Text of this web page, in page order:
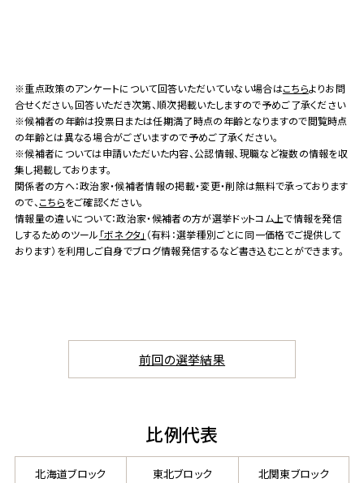
※重点政策のアンケートについて回答いただいていない場合はこちらよりお問
合せください。回答いただき次第、順次掲載いたしますので予めご了承ください
※候補者の年齢は投票日または任期満了時点の年齢となりますので閲覧時点
の年齢とは異なる場合がございますので予めご了承ください。
※候補者については申請いただいた内容、公認情報、現職など複数の情報を収
集し掲載しております。
関係者の方へ：政治家・候補者情報の掲載・変更・削除は無料で承っております
ので、 こちらをご確認ください。
情報量の違いについて：政治家・候補者の方が選挙ドットコム上で情報を発信
しするためのツール 「ボネクタ」 （有料：選挙種別ごとに同一価格でご提供して
おります）を利用しご自身でブログ情報発信するなど書き込むことができます。
前回の選挙結果
比例代表
北海道ブロック 東北ブロック 北関東ブロック